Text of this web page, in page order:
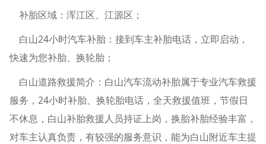
补胎区域：浑江区、江源区；
白山24小时汽车补胎：接到车主补胎电话，立即启动，
快速为您补胎、换轮胎；
白山道路救援简介：白山汽车流动补胎属于专业汽车救援
服务，24小时补胎、换轮胎电话，全天救援值班，节假日
不休息，白山补胎救援人员持证上岗，换胎补胎经验丰富，
对车主认真负责，有较强的服务意识，能为白山附近车主提